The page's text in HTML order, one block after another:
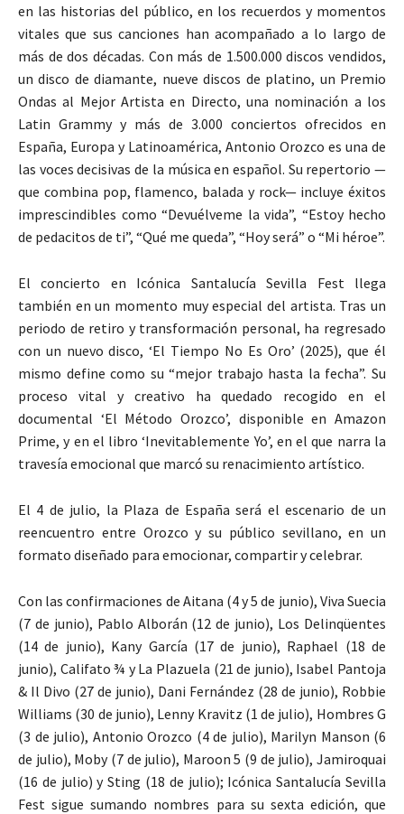
en las historias del público, en los recuerdos y momentos
vitales que sus canciones han acompañado a lo largo de
más de dos décadas. Con más de 1.500.000 discos vendidos,
un disco de diamante, nueve discos de platino, un Premio
Ondas al Mejor Artista en Directo, una nominación a los
Latin Grammy y más de 3.000 conciertos ofrecidos en
España, Europa y Latinoamérica, Antonio Orozco es una de
las voces decisivas de la música en español. Su repertorio —
que combina pop, flamenco, balada y rock— incluye éxitos
imprescindibles como “Devuélveme la vida”, “Estoy hecho
de pedacitos de ti”, “Qué me queda”, “Hoy será” o “Mi héroe”.
El concierto en Icónica Santalucía Sevilla Fest llega
también en un momento muy especial del artista. Tras un
periodo de retiro y transformación personal, ha regresado
con un nuevo disco, ‘El Tiempo No Es Oro’ (2025), que él
mismo define como su “mejor trabajo hasta la fecha”. Su
proceso vital y creativo ha quedado recogido en el
documental ‘El Método Orozco’, disponible en Amazon
Prime, y en el libro ‘Inevitablemente Yo’, en el que narra la
travesía emocional que marcó su renacimiento artístico.
El 4 de julio, la Plaza de España será el escenario de un
reencuentro entre Orozco y su público sevillano, en un
formato diseñado para emocionar, compartir y celebrar.
Con las confirmaciones de Aitana (4 y 5 de junio), Viva Suecia
(7 de junio), Pablo Alborán (12 de junio), Los Delinqüentes
(14 de junio), Kany García (17 de junio), Raphael (18 de
junio), Califato ¾ y La Plazuela (21 de junio), Isabel Pantoja
& Il Divo (27 de junio), Dani Fernández (28 de junio), Robbie
Williams (30 de junio), Lenny Kravitz (1 de julio), Hombres G
(3 de julio), Antonio Orozco (4 de julio), Marilyn Manson (6
de julio), Moby (7 de julio), Maroon 5 (9 de julio), Jamiroquai
(16 de julio) y Sting (18 de julio); Icónica Santalucía Sevilla
Fest sigue sumando nombres para su sexta edición, que